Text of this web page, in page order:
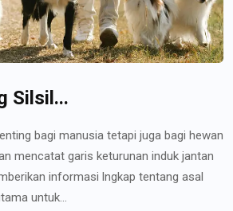
Silsil...
bagi manusia tetapi juga bagi hewan
mencatat garis keturunan induk jantan
informasi lngkap tentang asal
untuk...